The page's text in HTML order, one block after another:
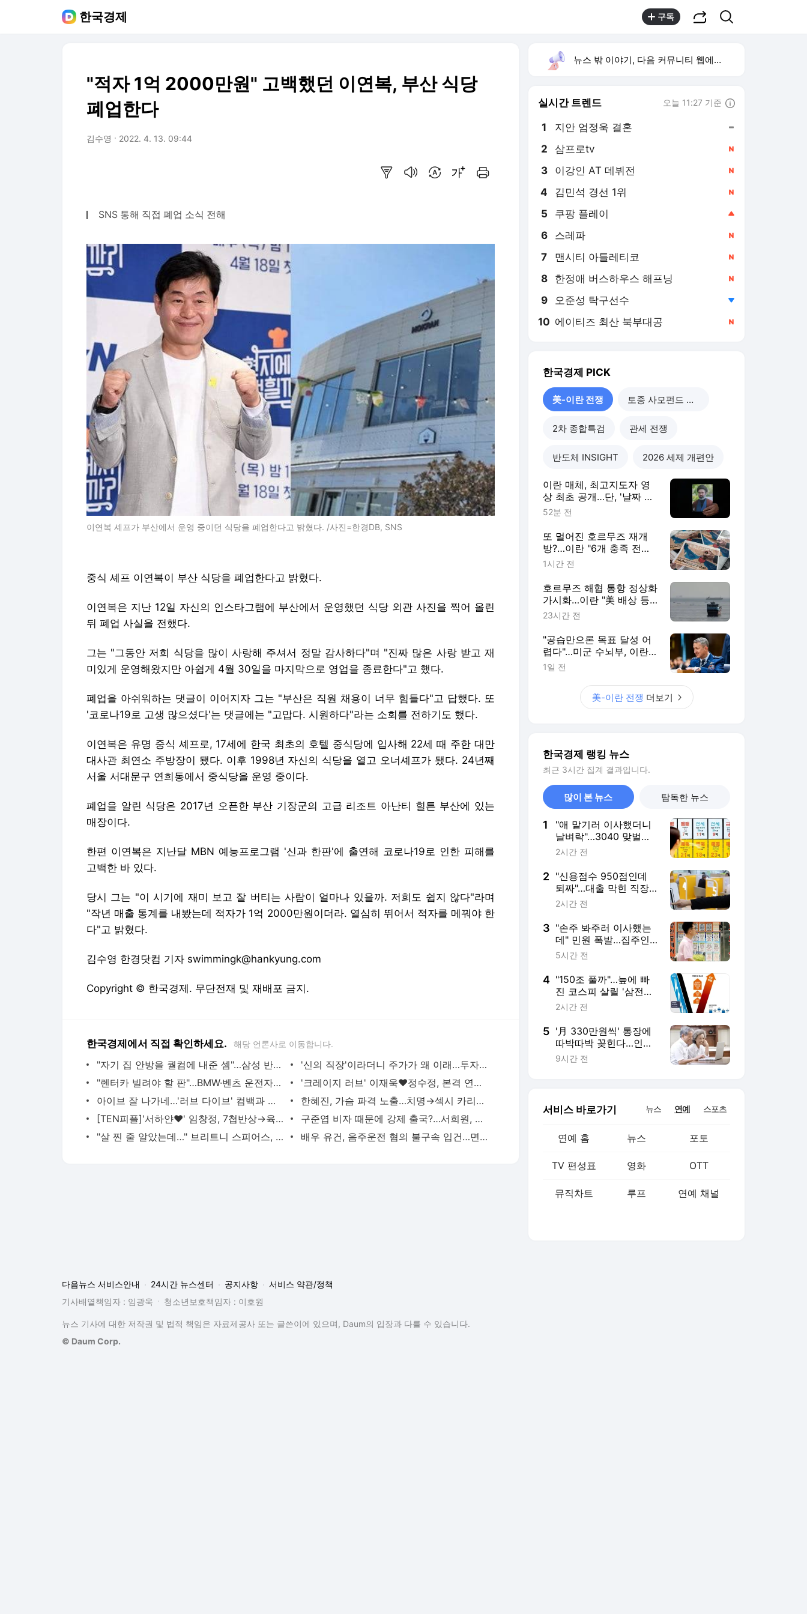
한국경제 구독
"적자 1억 2000만원" 고백했던 이연복, 부산 식당
폐업한다
김수영 2022. 4. 13. 09:44
SNS 통해 직접 폐업 소식 전해
이연복 셰프가 부산에서 운영 중이던 식당을 폐업한다고 밝혔다. /사진=한경DB, SNS
중식 셰프 이연복이 부산 식당을 폐업한다고 밝혔다.
이연복은 지난 12일 자신의 인스타그램에 부산에서 운영했던 식당 외관 사진을 찍어 올린
뒤 폐업 사실을 전했다.
그는 "그동안 저희 식당을 많이 사랑해 주셔서 정말 감사하다"며 "진짜 많은 사랑 받고 재
미있게 운영해왔지만 아쉽게 4월 30일을 마지막으로 영업을 종료한다"고 했다.
폐업을 아쉬워하는 댓글이 이어지자 그는 "부산은 직원 채용이 너무 힘들다"고 답했다. 또
'코로나19로 고생 많으셨다'는 댓글에는 "고맙다. 시원하다"라는 소회를 전하기도 했다.
이연복은 유명 중식 셰프로, 17세에 한국 최초의 호텔 중식당에 입사해 22세 때 주한 대만
대사관 최연소 주방장이 됐다. 이후 1998년 자신의 식당을 열고 오너셰프가 됐다. 24년째
서울 서대문구 연희동에서 중식당을 운영 중이다.
폐업을 알린 식당은 2017년 오픈한 부산 기장군의 고급 리조트 아난티 힐튼 부산에 있는
매장이다.
한편 이연복은 지난달 MBN 예능프로그램 '신과 한판'에 출연해 코로나19로 인한 피해를
고백한 바 있다.
당시 그는 "이 시기에 재미 보고 잘 버티는 사람이 얼마나 있을까. 저희도 쉽지 않다"라며
"작년 매출 통계를 내봤는데 적자가 1억 2000만원이더라. 열심히 뛰어서 적자를 메꿔야 한
다"고 밝혔다.
김수영 한경닷컴 기자 swimmingk@hankyung.com
Copyright © 한국경제. 무단전재 및 재배포 금지.
한국경제에서 직접 확인하세요. 해당 언론사로 이동합니다.
"자기 집 안방을 퀄컴에 내준 셈"…삼성 반도체의 '어두운 현실'[실리콘밸리 나우]
'신의 직장'이라더니 주가가 왜 이래…투자자들 '싸늘' [김익환의 컴퍼니워치]
"렌터카 빌려야 할 판"…BMW·벤츠 운전자들 '날벼락'
'크레이지 러브' 이재욱♥정수정, 본격 연애 시작…스킨십부터 외조까지
아이브 잘 나가네…'러브 다이브' 컴백과 동시에 음방 1위
한혜진, 가슴 파격 노출…치명→섹시 카리스마 발산 [TEN★]
[TEN피플]'서하얀♥' 임창정, 7첩반상→육아 비난 잊었나…사업문제로 또 '시끌'
구준엽 비자 때문에 강제 출국?…서희원, 남편 적극 해명
"살 찐 줄 알았는데…" 브리트니 스피어스, 셋째 임신 고백
배우 유건, 음주운전 혐의 불구속 입건…면허취소 수준
뉴스 밖 이야기, 다음 커뮤니티 웹에서 보기
실시간 트렌드 오늘 11:27 기준
1 지안 엄정욱 결혼
2 삼프로tv
3 이강인 AT 데뷔전
4 김민석 경선 1위
5 쿠팡 플레이
6 스레파
7 맨시티 아틀레티코
8 한정애 버스하우스 해프닝
9 오준성 탁구선수
10 에이티즈 최산 북부대공
한국경제 PICK
美-이란 전쟁 토종 사모펀드 위기
2차 종합특검 관세 전쟁
반도체 INSIGHT 2026 세제 개편안
이란 매체, 최고지도자 영
상 최초 공개…단, '날짜 미
상' 영상
52분 전
또 멀어진 호르무즈 재개
방?…이란 "6개 충족 전까
지 안돼"
1시간 전
호르무즈 해협 통항 정상화
가시화…이란 "美 배상 등
조건 충족돼야"
23시간 전
"공습만으론 목표 달성 어
렵다"…미군 수뇌부, 이란전
출구전략 모색
1일 전
美-이란 전쟁 더보기
한국경제 랭킹 뉴스
최근 3시간 집계 결과입니다.
많이 본 뉴스 탐독한 뉴스
1
"애 맡기러 이사했더니
날벼락"…3040 맞벌이
부부 뿔났다
2시간 전
2 "신용점수 950점인데
퇴짜"…대출 막힌 직장
인 '발 동동'
2시간 전
3 "손주 봐주러 이사했는
데" 민원 폭발…집주인
들 '부글부글'
5시간 전
4 "150조 풀까"…늪에 빠
진 코스피 살릴 '삼전닉
스'의 결단
2시간 전
5 '月 330만원씩' 통장에
따박따박 꽂힌다…인기
폭발한 연금
9시간 전
서비스 바로가기 뉴스 연예 스포츠
연예 홈 뉴스 포토
TV 편성표 영화 OTT
뮤직차트 루프 연예 채널
다음뉴스 서비스안내 24시간 뉴스센터 공지사항
서비스 약관/정책
기사배열책임자 : 임광욱
청소년보호책임자 : 이호원
뉴스 기사에 대한 저작권 및 법적 책임은 자료제공사 또는 글쓴이에 있으며, Daum의 입장과 다를 수 있습니다.
© Daum Corp.